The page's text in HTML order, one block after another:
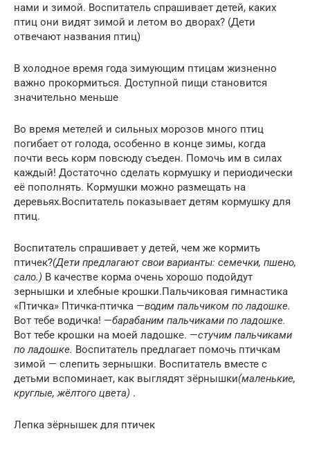
нами и зимой. Воспитатель спрашивает детей, каких
птиц они видят зимой и летом во дворах? (Дети
отвечают названия птиц)
В холодное время года зимующим птицам жизненно
важно прокормиться. Доступной пищи становится
значительно меньше
Во время метелей и сильных морозов много птиц
погибает от голода, особенно в конце зимы, когда
почти весь корм повсюду съеден. Помочь им в силах
каждый! Достаточно сделать кормушку и периодически
её пополнять. Кормушки можно размещать на
деревьях.Воспитатель показывает детям кормушку для
птиц.
Воспитатель спрашивает у детей, чем же кормить
птичек?(Дети предлагают свои варианты: семечки, пшено,
сало.) В качестве корма очень хорошо подойдут
зернышки и хлебные крошки.Пальчиковая гимнастика
«Птичка» Птичка-птичка —водим пальчиком по ладошке.
Вот тебе водичка! —барабаним пальчиками по ладошке.
Вот тебе крошки на моей ладошке. —стучим пальчиками
по ладошке. Воспитатель предлагает помочь птичкам
зимой — слепить зернышки. Воспитатель вместе с
детьми вспоминает, как выглядят зёрнышки(маленькие,
круглые, жёлтого цвета) .
Лепка зёрнышек для птичек